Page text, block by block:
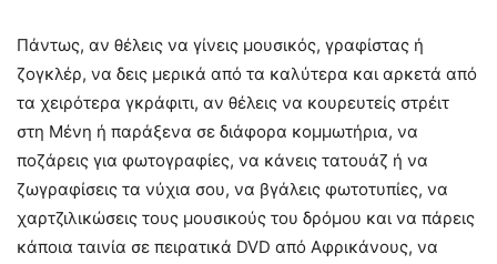
Πάντως, αν θέλεις να γίνεις μουσικός, γραφίστας ή
ζογκλέρ, να δεις μερικά από τα καλύτερα και αρκετά από
τα χειρότερα γκράφιτι, αν θέλεις να κουρευτείς στρέιτ
στη Μένη ή παράξενα σε διάφορα κομμωτήρια, να
ποζάρεις για φωτογραφίες, να κάνεις τατουάζ ή να
ζωγραφίσεις τα νύχια σου, να βγάλεις φωτοτυπίες, να
χαρτζιλικώσεις τους μουσικούς του δρόμου και να πάρεις
κάποια ταινία σε πειρατικά DVD από Αφρικάνους, να